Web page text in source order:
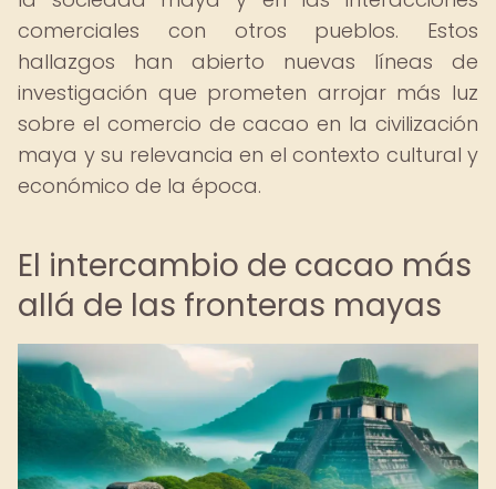
comerciales con otros pueblos. Estos
hallazgos han abierto nuevas líneas de
investigación que prometen arrojar más luz
sobre el comercio de cacao en la civilización
maya y su relevancia en el contexto cultural y
económico de la época.
El intercambio de cacao más
allá de las fronteras mayas